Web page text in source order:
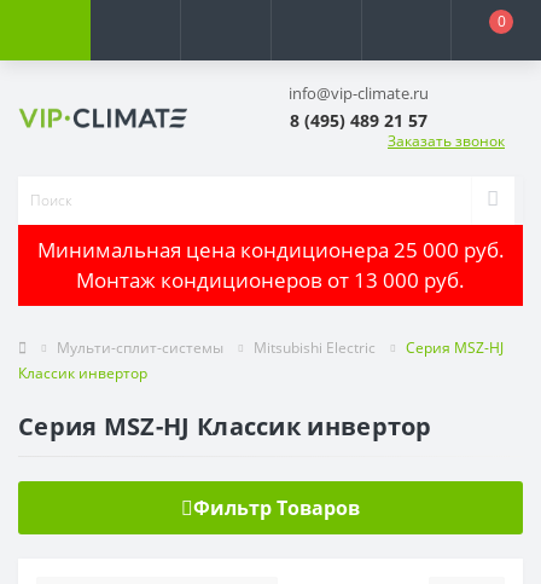
0
info@vip-climate.ru
8 (495) 489 21 57
Заказать звонок
Минимальная цена кондиционера 25 000 руб.
Монтаж кондиционеров от 13 000 руб.
Мульти-сплит-системы Mitsubishi Electric
Серия MSZ-HJ
Классик инвертор
Серия MSZ-HJ Классик инвертор
Фильтр Товаров